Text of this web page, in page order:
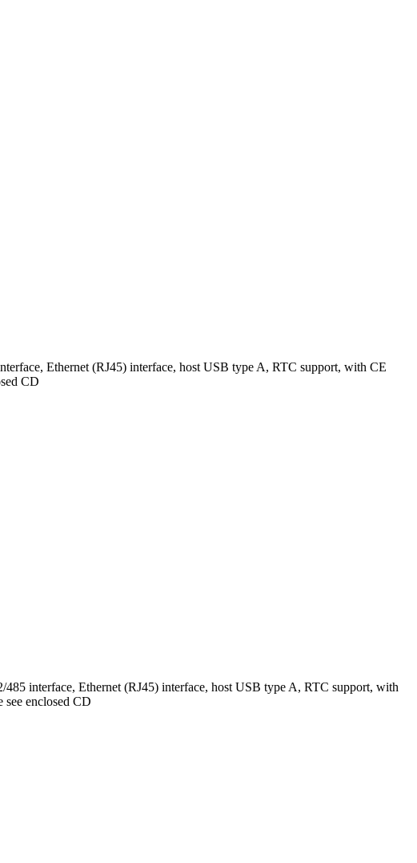
Ethernet (RJ45) interface, host USB type A, RTC support, with CE
CD
interface, Ethernet (RJ45) interface, host USB type A, RTC support, with
enclosed CD